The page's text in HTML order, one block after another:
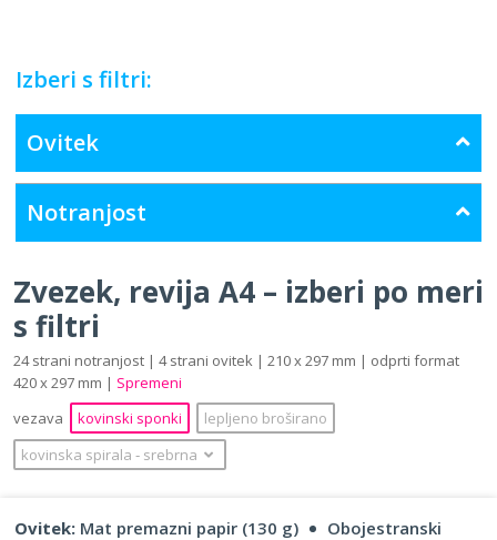
Izberi s filtri:
Ovitek
Notranjost
Zvezek, revija A4 – izberi po meri
s filtri
24 strani notranjost | 4 strani ovitek | 210 x 297 mm | odprti format
420 x 297 mm | Spremeni
vezava
kovinski sponki
lepljeno broširano
kovinska spirala ‐ srebrna
Ovitek: Mat premazni papir (130 g)
Obojestranski